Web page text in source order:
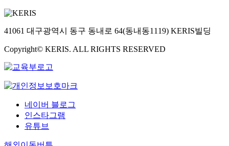
41061 대구광역시 동구 동내로 64(동내동1119) KERIS빌딩
Copyright© KERIS. ALL RIGHTS RESERVED
네이버 블로그
인스타그램
유튜브